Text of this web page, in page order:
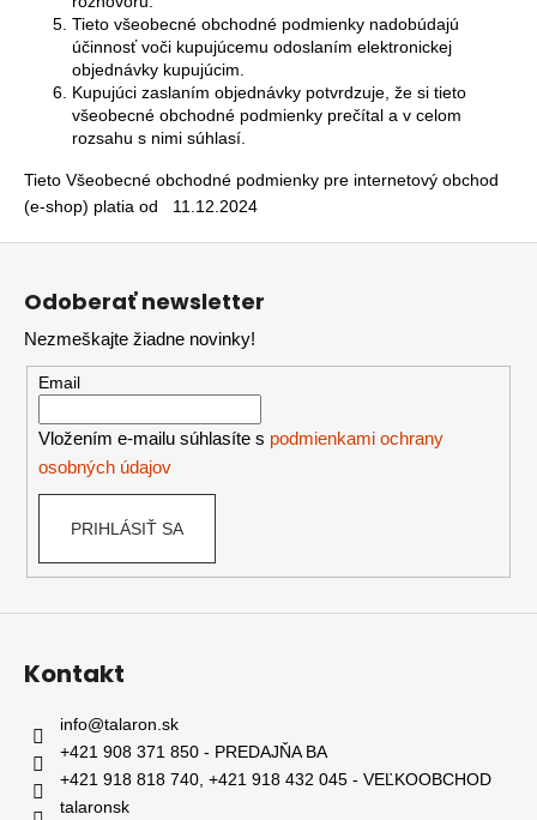
Tieto všeobecné obchodné podmienky nadobúdajú
účinnosť voči kupujúcemu odoslaním elektronickej
objednávky kupujúcim.
Kupujúci zaslaním objednávky potvrdzuje, že si tieto
všeobecné obchodné podmienky prečítal a v celom
rozsahu s nimi súhlasí.
Tieto Všeobecné obchodné podmienky pre internetový obchod
(e-shop) platia od 11.12.2024
Z
Odoberať newsletter
Nezmeškajte žiadne novinky!
Email
Vložením e-mailu súhlasíte s podmienkami ochrany
osobných údajov
PRIHLÁSIŤ SA
Kontakt
info@talaron.sk
+421 908 371 850 - PREDAJŇA BA
+421 918 818 740, +421 918 432 045 - VEĽKOOBCHOD
talaronsk